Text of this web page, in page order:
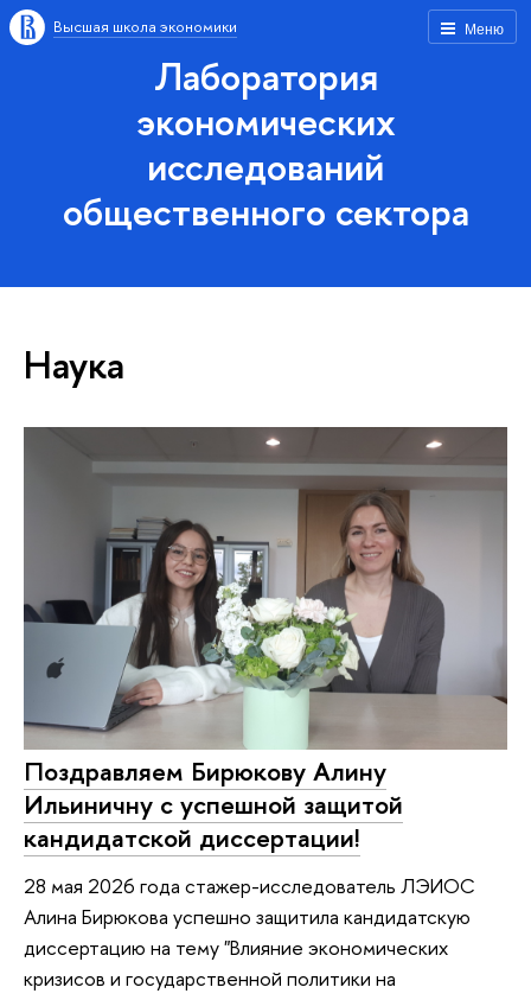
Меню
Высшая школа экономики
Лаборатория
экономических
исследований
общественного сектора
Наука
Поздравляем Бирюкову Алину
Ильиничну с успешной защитой
кандидатской диссертации!
28 мая 2026 года стажер-исследователь ЛЭИОС
Алина Бирюкова успешно защитила кандидатскую
диссертацию на тему "Влияние экономических
кризисов и государственной политики на